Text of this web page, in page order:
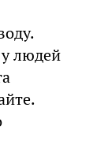
людей